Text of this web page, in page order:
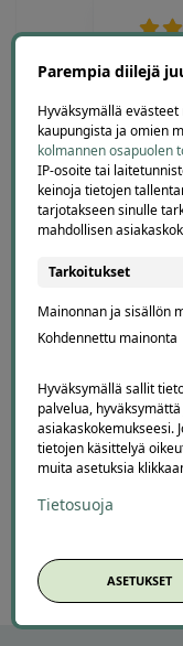
Terho
2
of
60
Parempia diilejä
Hyväksymällä
kaupungista ja omien
kolmannen osapuolen
IP-osoite tai
keinoja tietojen
tarjotakseen sinulle
mahdollisen
Tarkoitukset
Mainonnan ja sisällön
Kohdennettu mainonta
Hyväksymällä sallit
palvelua,
asiakaskokemukseesi.
tietojen käsittelyä
muita asetuksia
Tietosuoja
ASETUKSET